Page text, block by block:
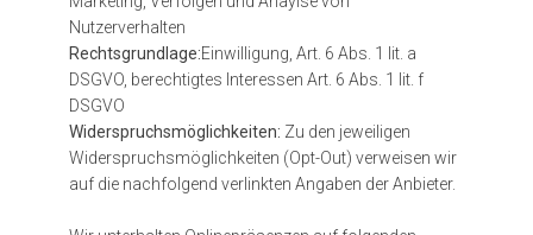
Nutzerverhalten
Rechtsgrundlage:Einwilligung, Art. 6 Abs. 1 lit. a
DSGVO, berechtigtes Interessen Art. 6 Abs. 1 lit. f
DSGVO
Widerspruchsmöglichkeiten: Zu den jeweiligen
Widerspruchsmöglichkeiten (Opt-Out) verweisen wir
auf die nachfolgend verlinkten Angaben der Anbieter.